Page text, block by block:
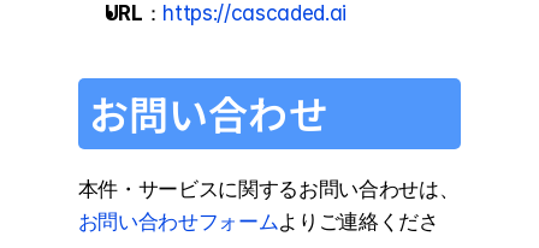
URL ： https://cascaded.ai
お問い合わせ
本件・サービスに関するお問い合わせは、
お問い合わせフォームよりご連絡くださ